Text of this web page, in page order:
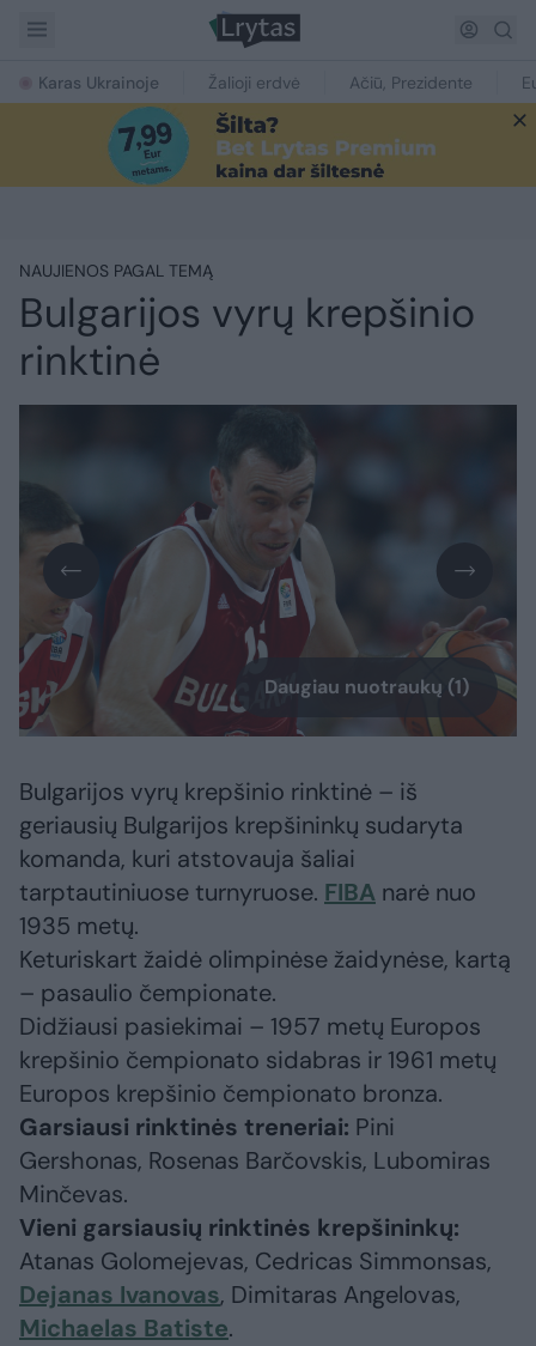
Karas Ukrainoje Žalioji erdvė Ačiū, Prezidente
NAUJIENOS PAGAL TEMĄ
Bulgarijos vyrų krepšinio
rinktinė
Daugiau nuotraukų (1)
Bulgarijos vyrų krepšinio rinktinė – iš
geriausių Bulgarijos krepšininkų sudaryta
komanda, kuri atstovauja šaliai
tarptautiniuose turnyruose. FIBA narė nuo
1935 metų.
Keturiskart žaidė olimpinėse žaidynėse, kartą
– pasaulio čempionate.
Didžiausi pasiekimai – 1957 metų Europos
krepšinio čempionato sidabras ir 1961 metų
Europos krepšinio čempionato bronza.
Garsiausi rinktinės treneriai: Pini
Gershonas, Rosenas Barčovskis, Lubomiras
Minčevas.
Vieni garsiausių rinktinės krepšininkų:
Atanas Golomejevas, Cedricas Simmonsas,
Dejanas Ivanovas, Dimitaras Angelovas,
Michaelas Batiste.